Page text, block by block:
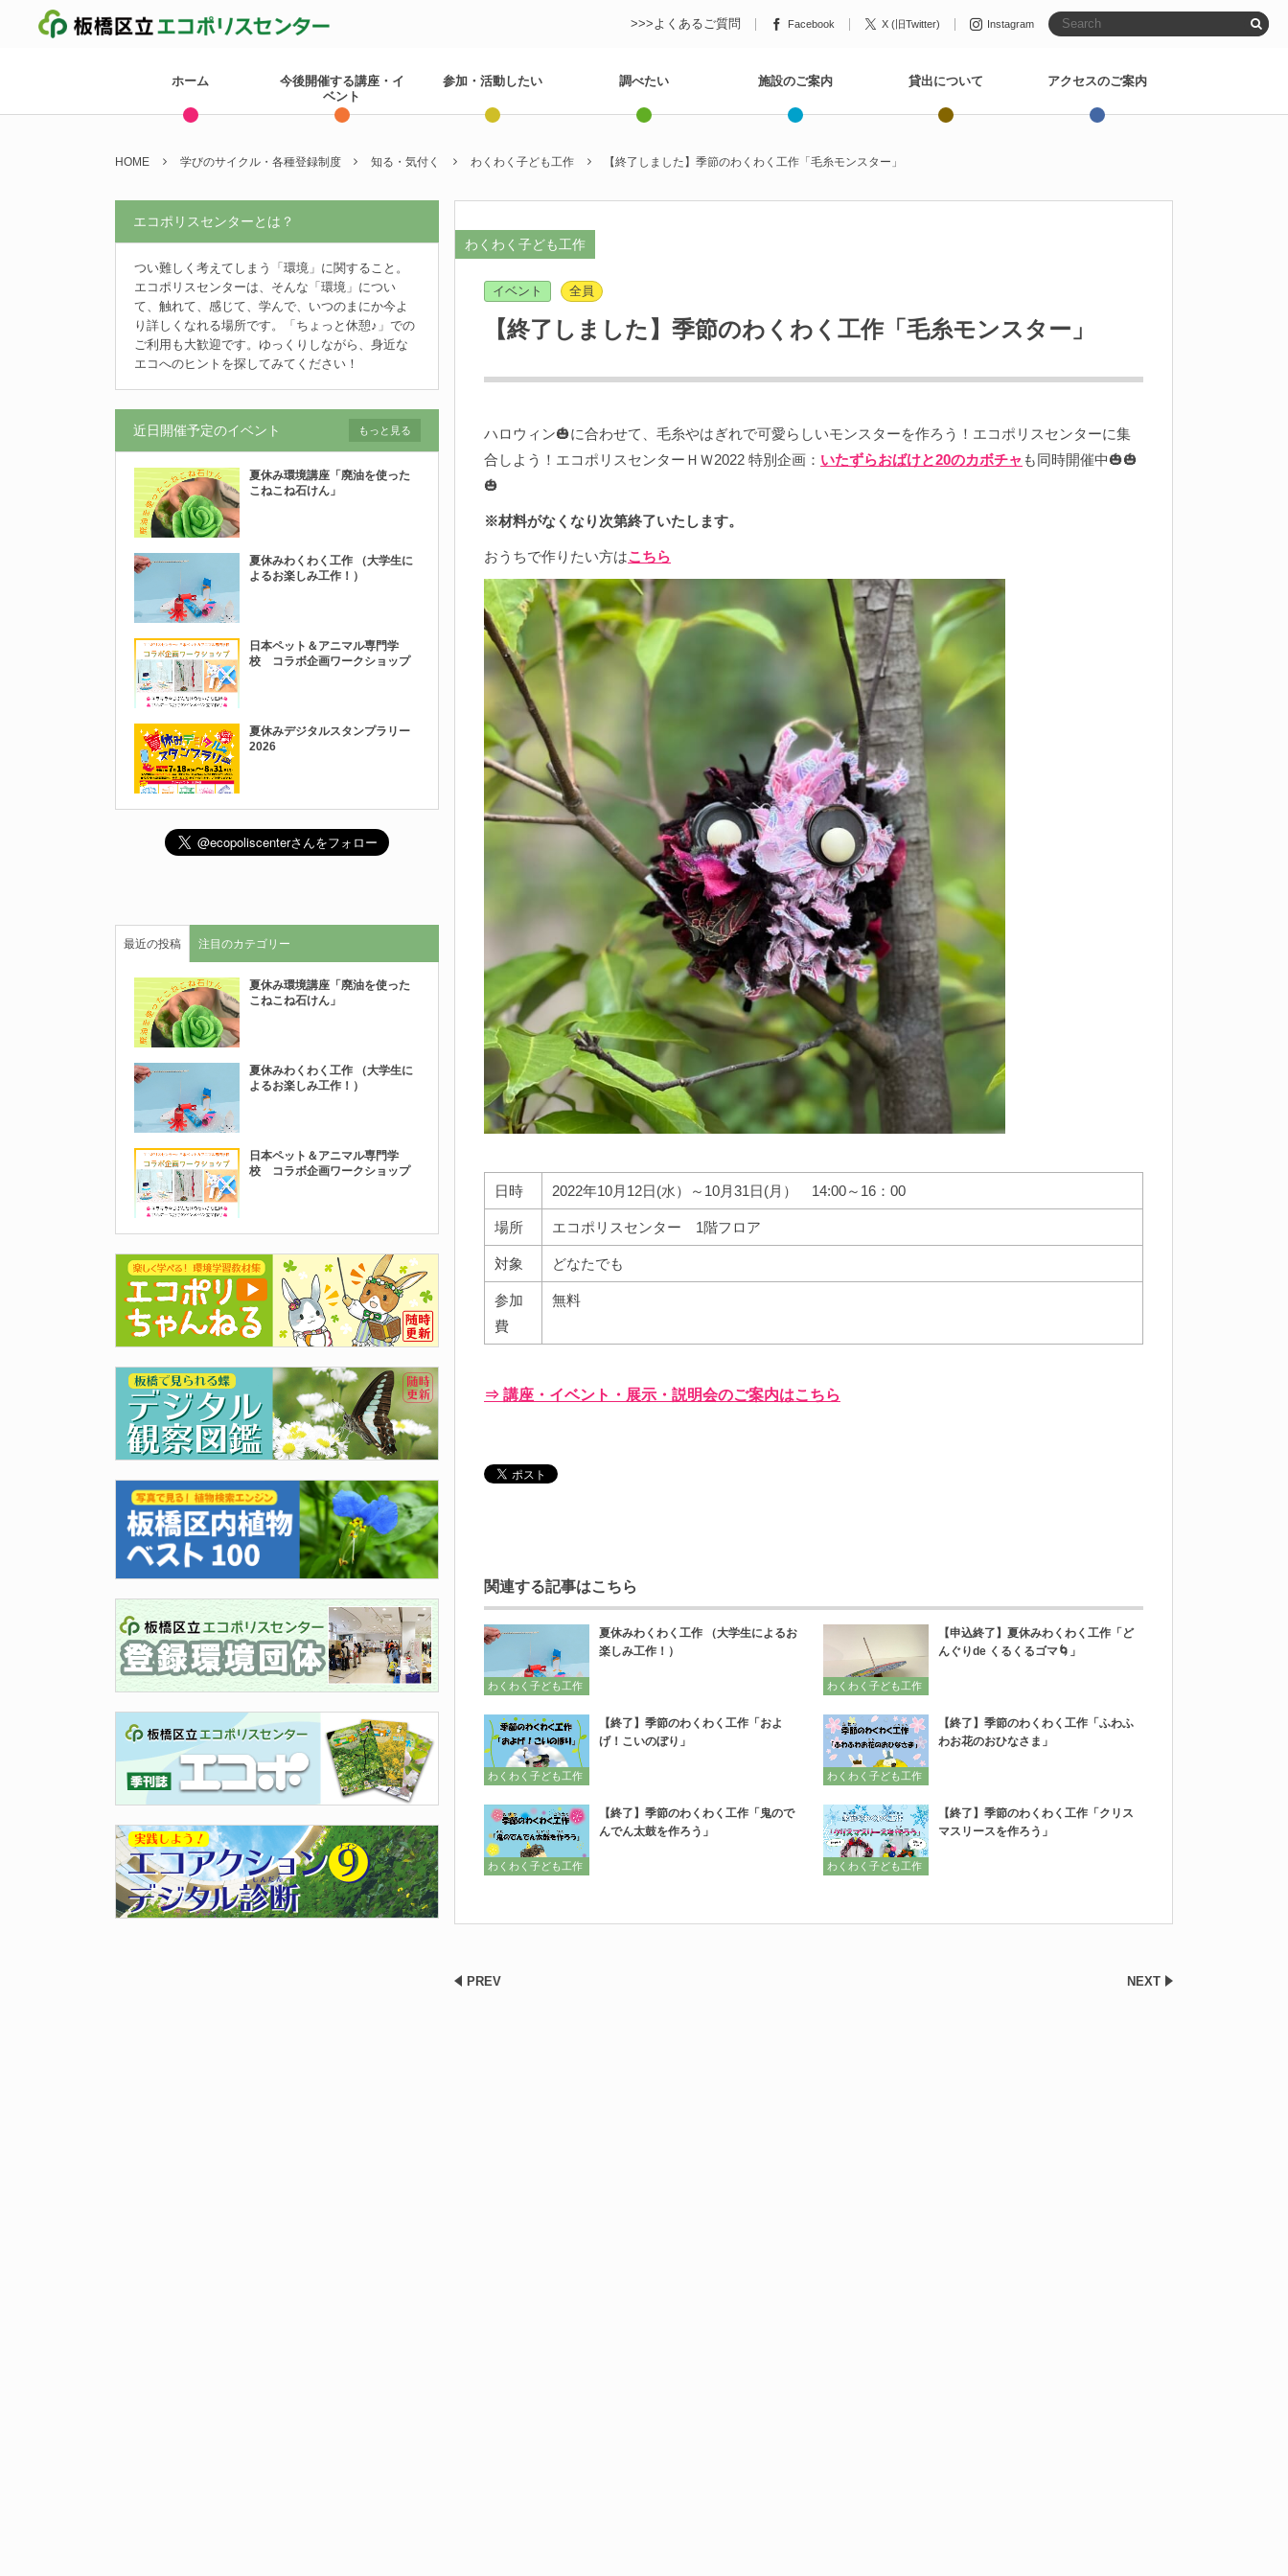
>>>よくあるご質問 Facebook X (旧Twitter) Instagram
ホーム
今後開催する講座・イ
ベント
参加・活動したい 調べたい 施設のご案内 貸出について アクセスのご案内
HOME 学びのサイクル・各種登録制度 知る・気付く わくわく子ども工作 【終了しました】季節のわくわく工作「毛糸モンスター」
わくわく子ども工作
イベント 全員
【終了しました】季節のわくわく工作「毛糸モンスター」
ハロウィン🎃に合わせて、毛糸やはぎれで可愛らしいモンスターを作ろう！エコポリスセンターに集
合しよう！エコポリスセンターＨＷ2022 特別企画： いたずらおばけと20のカボチャ も同時開催中🎃🎃
🎃
※材料がなくなり次第終了いたします。
おうちで作りたい方はこちら
日時 2022年10月12日(水）～10月31日(月） 14:00～16：00
場所 エコポリスセンター 1階フロア
対象 どなたでも
参加
費
無料
⇒ 講座・イベント・展示・説明会のご案内はこちら
関連する記事はこちら
わくわく子ども工作
夏休みわくわく工作 （大学生によるお
楽しみ工作！）
わくわく子ども工作
【申込終了】夏休みわくわく工作「ど
んぐりde くるくるゴマ🌀」
わくわく子ども工作
【終了】季節のわくわく工作「およ
げ！こいのぼり」
わくわく子ども工作
【終了】季節のわくわく工作「ふわふ
わお花のおひなさま」
わくわく子ども工作
【終了】季節のわくわく工作「鬼ので
んでん太鼓を作ろう」
わくわく子ども工作
【終了】季節のわくわく工作「クリス
マスリースを作ろう」
PREV NEXT
エコポリスセンターとは？
つい難しく考えてしまう「環境」に関すること。
エコポリスセンターは、そんな「環境」につい
て、触れて、感じて、学んで、いつのまにか今よ
り詳しくなれる場所です。「ちょっと休憩♪」での
ご利用も大歓迎です。ゆっくりしながら、身近な
エコへのヒントを探してみてください！
近日開催予定のイベント
夏休み環境講座「廃油を使った
こねこね石けん」
夏休みわくわく工作 （大学生に
よるお楽しみ工作！）
日本ペット＆アニマル専門学
校 コラボ企画ワークショップ
夏休みデジタルスタンプラリー
2026
もっと見る
最近の投稿 注目のカテゴリー
夏休み環境講座「廃油を使った
こねこね石けん」
夏休みわくわく工作 （大学生に
よるお楽しみ工作！）
日本ペット＆アニマル専門学
校 コラボ企画ワークショップ